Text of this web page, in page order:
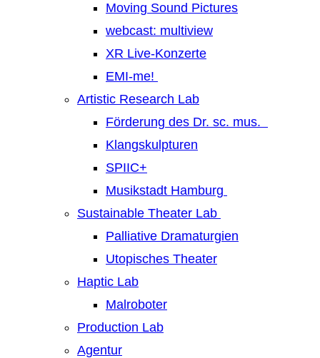
Moving Sound Pictures
webcast: multiview
XR Live-Konzerte
EMI-me!
Artistic Research Lab
Förderung des Dr. sc. mus.
Klangskulpturen
SPIIC+
Musikstadt Hamburg
Sustainable Theater Lab
Palliative Dramaturgien
Utopisches Theater
Haptic Lab
Malroboter
Production Lab
Agentur